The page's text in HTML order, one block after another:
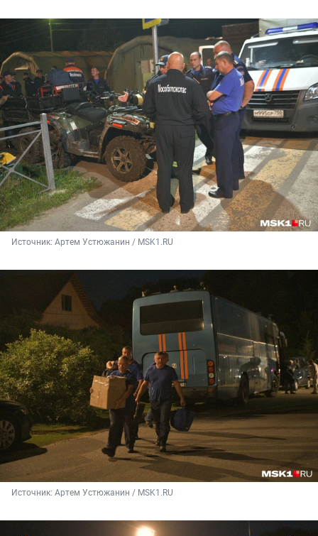
Источник: Артем Устюжанин / MSK1.RU
Источник: Артем Устюжанин / MSK1.RU